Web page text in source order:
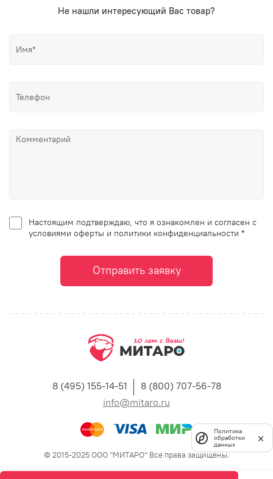
Не нашли интересующий Вас товар?
Настоящим подтверждаю, что я ознакомлен и согласен с
условиями оферты и политики конфиденциальности *
Отправить заявку
8 (495) 155-14-51
8 (800) 707-56-78
info@mitaro.ru
© 2015-2025 ООО "МИТАРО" Все права защищены.
Политика
обработки
данных